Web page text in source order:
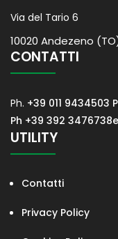
Via del Tario 6
10020 Andezeno
CONTATTI
Ph. +39 011 9434503
Ph +39 392 3476738
UTILITY
Contatti
Privacy Policy